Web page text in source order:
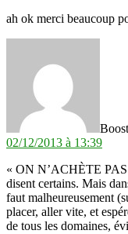
ah ok merci beaucoup
02/12/2013 à 13:39
« ON N’ACHÈTE
disent certains. Mais
faut malheureusement
placer, aller vite, et
de tous les domaines,